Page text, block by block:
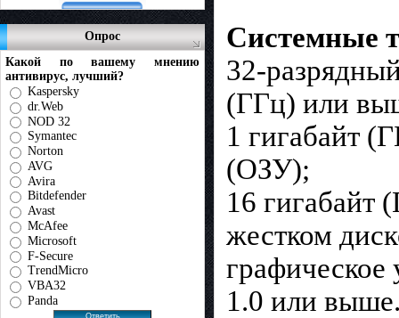
Опрос
Какой по вашему мнению
антивирус, лучший?
Kaspersky
dr.Web
NOD 32
Symantec
Norton
AVG
Avira
Bitdefender
Avast
McAfee
Microsoft
F-Secure
TrendMicro
VBA32
Panda
Системные
32-
(ГГц) или
1 гигабайт
(ОЗУ);
16 гигабайт
жестком
1.0 или